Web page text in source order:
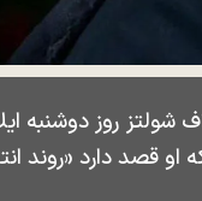
شولتز روز دوشنبه
قصد دارد «روند